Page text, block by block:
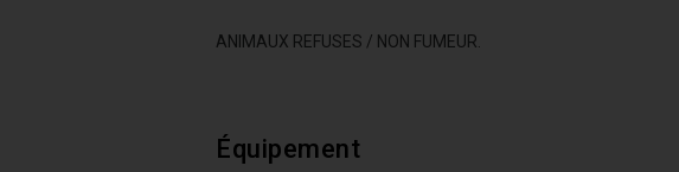
ANIMAUX REFUSES / NON FUMEUR.
Équipement